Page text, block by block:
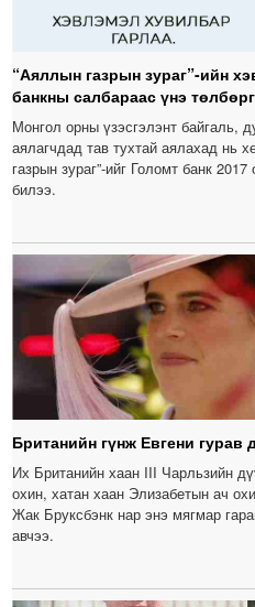
“Аяллын газрын зураг”-ийн
банкны салбараас үнэ
Монгол орны үзэсгэлэнт байгаль,
аялагчдад тав тухтай аялахад нь
газрын зураг”-ийг Голомт банк
билээ.
Британийн гүнж Евгени гурав
Их Британийн хаан III Чарльзийн
охин, хатан хаан Элизабетын ач
Жак Бруксбэнк нар энэ мягмар
авчээ.